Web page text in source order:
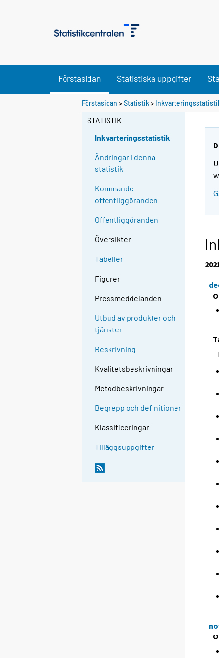
Förstasidan Statistiska uppgifter
Förstasidan >Statistik>
STATISTIK
Inkvarteringsstatistik
Ändringar i denna
statistik
Kommande
offentliggöranden
Offentliggöranden
Översikter
Tabeller
Figurer
Pressmeddelanden
Utbud av produkter och
tjänster
Beskrivning
Kvalitetsbeskrivningar
Metodbeskrivningar
Begrepp och definitioner
Klassificeringar
Tilläggsuppgifter